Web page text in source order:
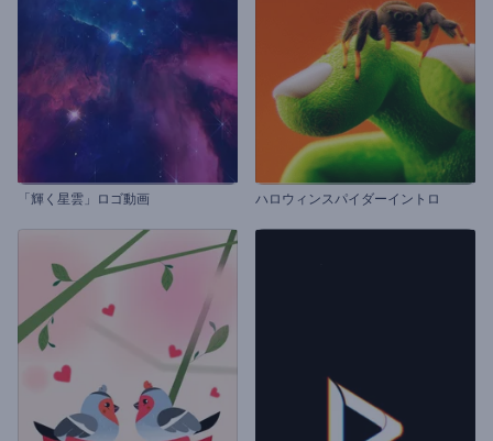
「輝く星雲」ロゴ動画 ハロウィンスパイダーイントロ